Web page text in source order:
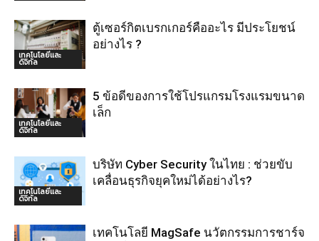
เทคโนโลยีและ
ดิจิทัล
ตู้เซอร์กิตเบรกเกอร์คืออะไร มีประโยชน์
อย่างไร ?
เทคโนโลยีและ
ดิจิทัล
5 ข้อดีของการใช้โปรแกรมโรงแรมขนาด
เล็ก
เทคโนโลยีและ
ดิจิทัล
บริษัท Cyber Security ในไทย : ช่วยขับ
เคลื่อนธุรกิจยุคใหม่ได้อย่างไร?
เทคโนโลยี MagSafe นวัตกรรมการชาร์จ